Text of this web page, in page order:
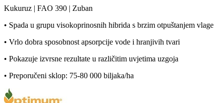
Kukuruz | FAO 390 | Zuban
• Spada u grupu visokoprinosnih hibrida s brzim otpuštanjem vlage
• Vrlo dobra sposobnost apsorpcije vode i hranjivih tvari
• Pokazuje izvrsne rezultate u različitim uvjetima uzgoja
• Preporučeni sklop: 75-80 000 biljaka/ha